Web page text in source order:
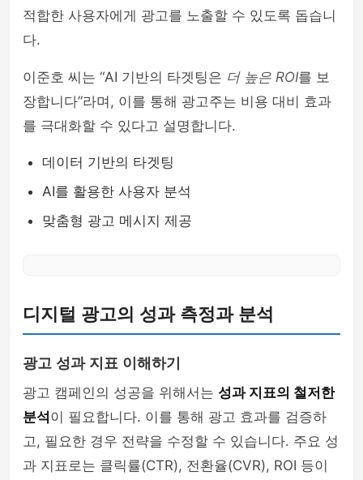
적합한 사용자에게 광고를 노출할 수 있도록 돕습니
다.
이준호 씨는 “AI 기반의 타겟팅은 더 높은 ROI를 보
장합니다”라며, 이를 통해 광고주는 비용 대비 효과
를 극대화할 수 있다고 설명합니다.
데이터 기반의 타겟팅
AI를 활용한 사용자 분석
맞춤형 광고 메시지 제공
디지털 광고의 성과 측정과 분석
광고 성과 지표 이해하기
광고 캠페인의 성공을 위해서는 성과 지표의 철저한
분석이 필요합니다. 이를 통해 광고 효과를 검증하
고, 필요한 경우 전략을 수정할 수 있습니다. 주요 성
과 지표로는 클릭률(CTR), 전환율(CVR), ROI 등이